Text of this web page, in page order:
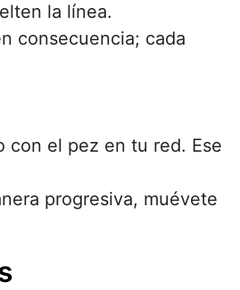
la línea.
consecuencia; cada
con el pez en tu red. Ese
progresiva, muévete